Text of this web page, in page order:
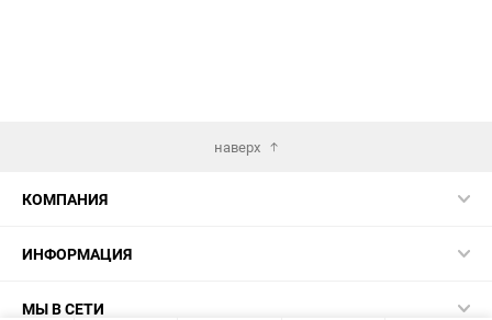
наверх
КОМПАНИЯ
ИНФОРМАЦИЯ
МЫ В СЕТИ